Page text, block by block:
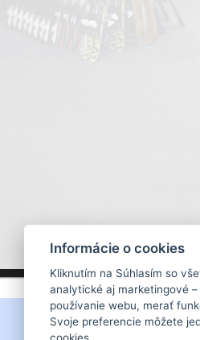
Informácie o cookies
Kliknutím na Súhlasím so
analytické aj marketingové
používanie webu, merať
Svoje preferencie môžete